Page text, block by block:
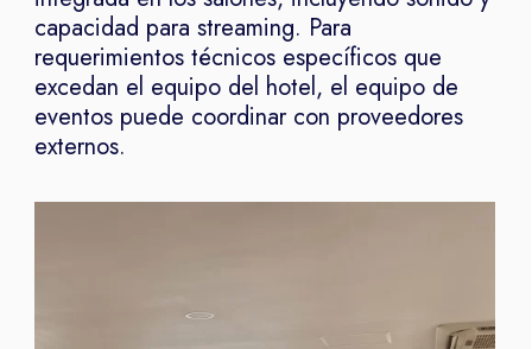
capacidad para streaming. Para
requerimientos técnicos específicos que
excedan el equipo del hotel, el equipo de
eventos puede coordinar con proveedores
externos.